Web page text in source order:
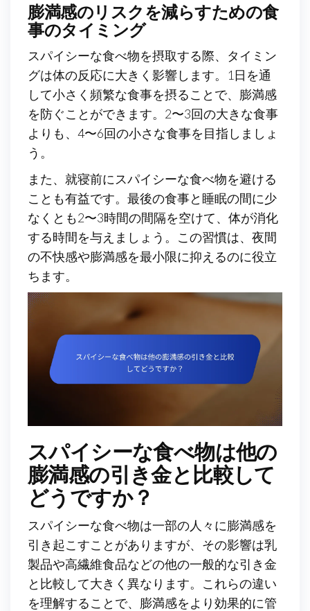
膨満感のリスクを減らすための食
事のタイミング
スパイシーな食べ物を摂取する際、タイミン
グは体の反応に大きく影響します。1日を通
して小さく頻繁な食事を摂ることで、膨満感
を防ぐことができます。2〜3回の大きな食事
よりも、4〜6回の小さな食事を目指しましょ
う。
また、就寝前にスパイシーな食べ物を避ける
ことも有益です。最後の食事と睡眠の間に少
なくとも2〜3時間の間隔を空けて、体が消化
する時間を与えましょう。この習慣は、夜間
の不快感や膨満感を最小限に抑えるのに役立
ちます。
スパイシーな食べ物は他の
膨満感の引き金と比較して
どうですか？
スパイシーな食べ物は一部の人々に膨満感を
引き起こすことがありますが、その影響は乳
製品や高繊維食品などの他の一般的な引き金
と比較して大きく異なります。これらの違い
を理解することで、膨満感をより効果的に管